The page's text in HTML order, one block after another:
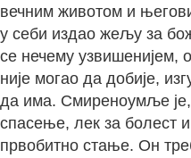
вечним животом и
у себи издао жељу за
се нечему узвишенијем,
није могао да добије,
да има. Смиреноумље је,
спасење, лек за болест
првобитно стање. Он